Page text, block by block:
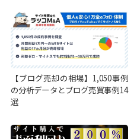
【ブログ売却の相場】1,050事例
の分析データとブログ売買事例14
選